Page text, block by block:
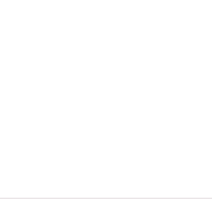
须缴交其他费用如保证金